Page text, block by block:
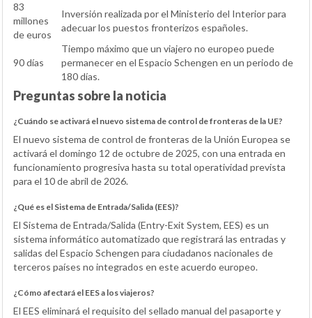
83
millones
de euros
Inversión realizada por el Ministerio del Interior para
adecuar los puestos fronterizos españoles.
90 días
Tiempo máximo que un viajero no europeo puede
permanecer en el Espacio Schengen en un periodo de
180 días.
Preguntas sobre la noticia
¿Cuándo se activará el nuevo sistema de control de fronteras de la UE?
El nuevo sistema de control de fronteras de la Unión Europea se
activará el domingo 12 de octubre de 2025, con una entrada en
funcionamiento progresiva hasta su total operatividad prevista
para el 10 de abril de 2026.
¿Qué es el Sistema de Entrada/Salida (EES)?
El Sistema de Entrada/Salida (Entry-Exit System, EES) es un
sistema informático automatizado que registrará las entradas y
salidas del Espacio Schengen para ciudadanos nacionales de
terceros países no integrados en este acuerdo europeo.
¿Cómo afectará el EES a los viajeros?
El EES eliminará el requisito del sellado manual del pasaporte y